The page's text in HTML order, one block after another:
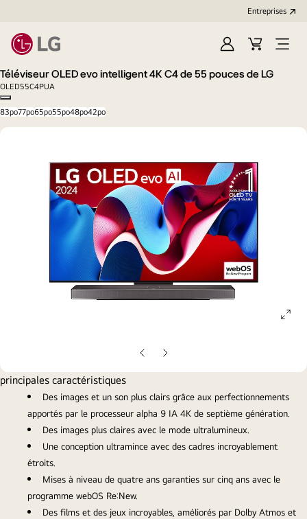
Entreprises​
Ouvrir
session
Cart
Open
Téléviseur OLED evo intelligent 4K C4 de 55 pouces de LG
OLED55C4PUA
Copy model name
83po77po65po55po48po42po
Diapo
précédente
Diapo
suivante
principales caractéristiques
Des images et un son plus clairs grâce aux perfectionnements
apportés par le processeur alpha 9 IA 4K de septième génération.
Des images plus claires avec le mode ultralumineux.
Une conception ultramince avec des cadres incroyablement
étroits.
Mises à niveau de quatre ans garanties sur cinq ans avec le
programme webOS Re:New.
Des films et des jeux incroyables, améliorés par Dolby Atmos et